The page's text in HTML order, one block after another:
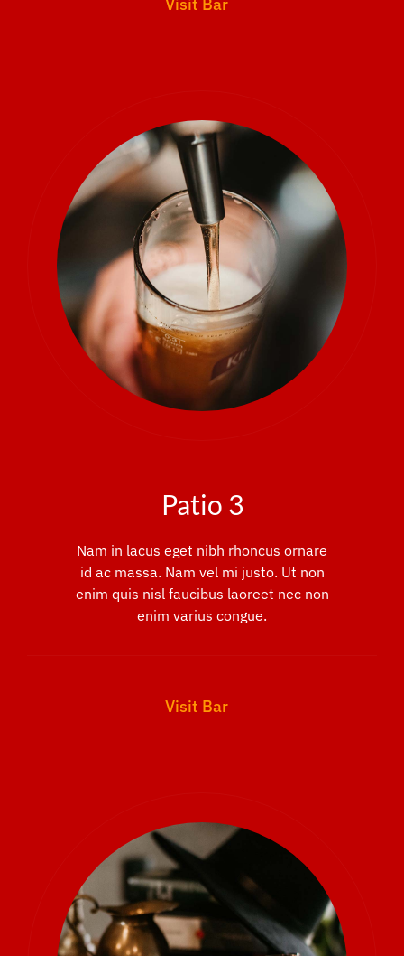
Patio 3
Nam in lacus eget nibh rhoncus ornare
id ac massa. Nam vel mi justo. Ut non
enim quis nisl faucibus laoreet nec non
enim varius congue.
Visit Bar